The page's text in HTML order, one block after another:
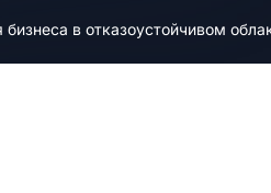
в отказоустойчивом